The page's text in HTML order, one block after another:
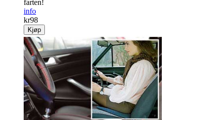
farten!
info
kr98
Kjøp